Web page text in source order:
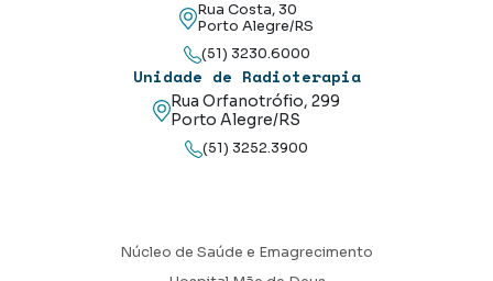
Rua Costa, 30
Porto Alegre/RS
(51) 3230.6000
Unidade de Radioterapia
Rua Orfanotrófio, 299
Porto Alegre/RS
(51) 3252.3900
Núcleo de Saúde e Emagrecimento